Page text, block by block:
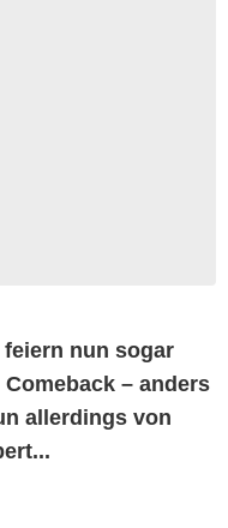
feiern nun sogar
– anders
allerdings von